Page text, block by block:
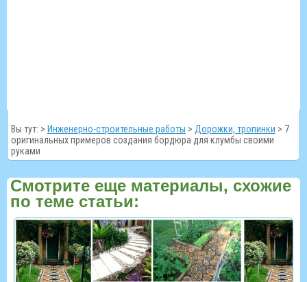
Вы тут: > Инженерно-строительные работы > Дорожки, тропинки > 7
оригинальных примеров создания бордюра для клумбы своими
руками
Смотрите еще материалы, схожие
по теме статьи: